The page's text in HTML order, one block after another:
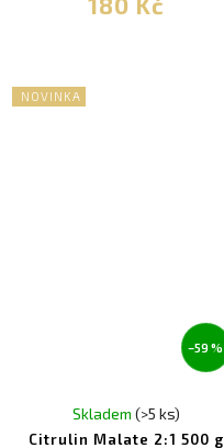
NOVINKA
–59 %
Citrulin Malate 2:1 500 g
Skladem(>5 ks)